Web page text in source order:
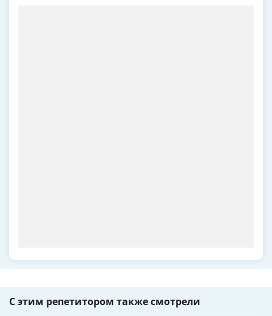
С этим репетитором также смотрели